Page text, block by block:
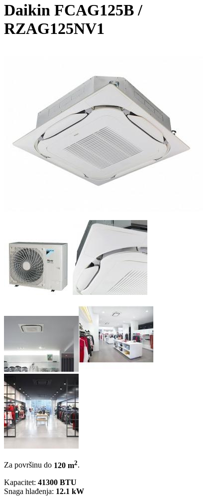
Daikin FCAG125B /
RZAG125NV1
Za površinu do 120 m2.
Kapacitet: 41300 BTU
Snaga hlađenja: 12.1 kW